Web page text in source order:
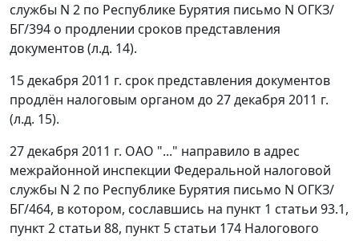
службы N 2 по Республике Бурятия письмо N ОГКЗ/
БГ/394 о продлении сроков представления
документов (л.д. 14).
15 декабря 2011 г. срок представления документов
продлён налоговым органом до 27 декабря 2011 г.
(л.д. 15).
27 декабря 2011 г. ОАО "..." направило в адрес
межрайонной инспекции Федеральной налоговой
службы N 2 по Республике Бурятия письмо N ОГКЗ/
БГ/464, в котором, сославшись на пункт 1 статьи 93.1,
пункт 2 статьи 88, пункт 5 статьи 174 Налогового